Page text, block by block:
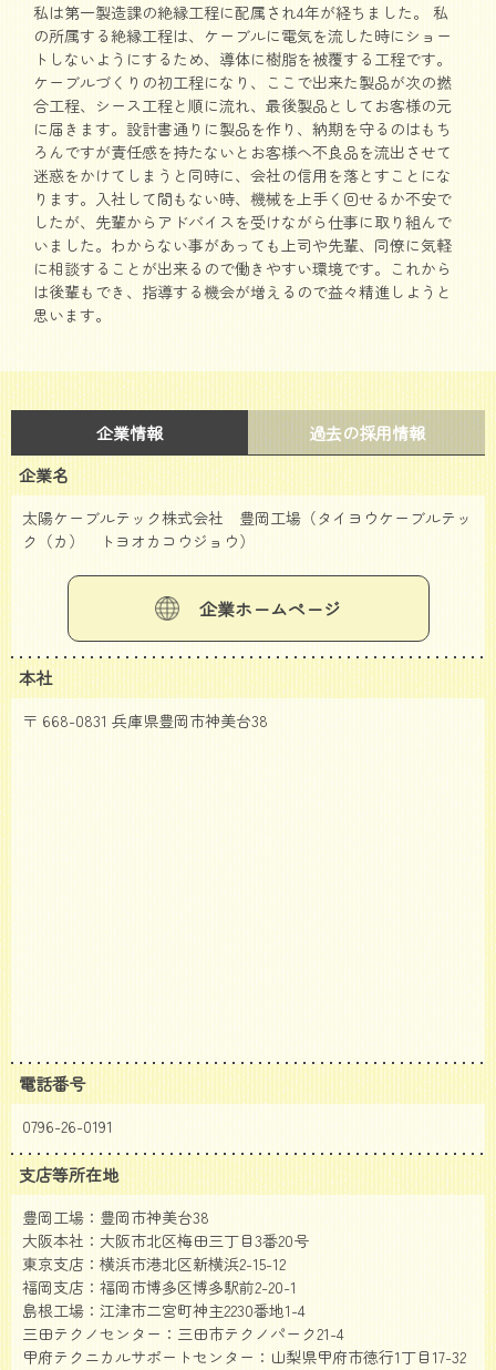
私は第一製造課の絶縁工程に配属され4年が経ちました。 私
の所属する絶縁工程は、ケーブルに電気を流した時にショー
トしないようにするため、導体に樹脂を被覆する工程です。
ケーブルづくりの初工程になり、ここで出来た製品が次の撚
合工程、シース工程と順に流れ、最後製品としてお客様の元
に届きます。設計書通りに製品を作り、納期を守るのはもち
ろんですが責任感を持たないとお客様へ不良品を流出させて
迷惑をかけてしまうと同時に、会社の信用を落とすことにな
ります。入社して間もない時、機械を上手く回せるか不安で
したが、先輩からアドバイスを受けながら仕事に取り組んで
いました。わからない事があっても上司や先輩、同僚に気軽
に相談することが出来るので働きやすい環境です。これから
は後輩もでき、指導する機会が増えるので益々精進しようと
思います。
企業情報
過去の採用情報
企業名
太陽ケーブルテック株式会社 豊岡工場（タイヨウケーブルテッ
ク（カ） トヨオカコウジョウ）
企業ホームページ
本社
〒 668-0831 兵庫県豊岡市神美台38
電話番号
0796-26-0191
支店等所在地
豊岡工場：豊岡市神美台38
大阪本社：大阪市北区梅田三丁目3番20号
東京支店：横浜市港北区新横浜2-15-12
福岡支店：福岡市博多区博多駅前2-20-1
島根工場：江津市二宮町神主2230番地1-4
三田テクノセンター：三田市テクノパーク21-4
甲府テクニカルサポートセンター：山梨県甲府市徳行1丁目17-32